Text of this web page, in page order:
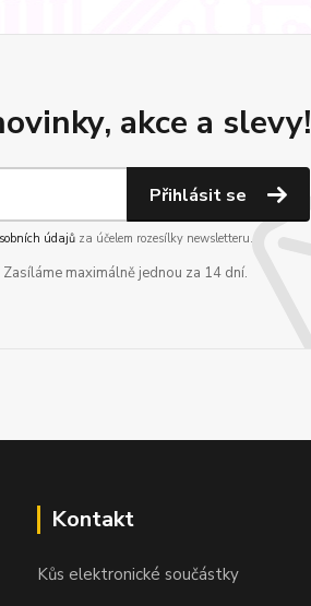
akce a slevy!
Přihlásit se
údajů za účelem rozesílky newsletteru.
maximálně jednou za 14 dní.
Kontakt
Kůs elektronické součástky